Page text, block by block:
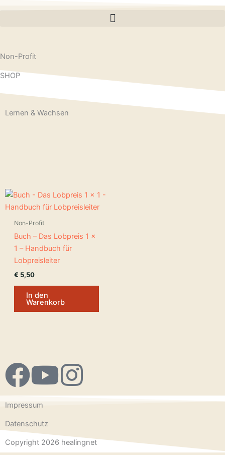
Non-Profit
SHOP
Lernen & Wachsen
Non-Profit
Buch – Das Lobpreis 1 x
1 – Handbuch für
Lobpreisleiter
€ 5,50
In den
Warenkorb
F
a
c
Y
o
u
I
n
Impressum
Datenschutz
Copyright 2026 healingnet